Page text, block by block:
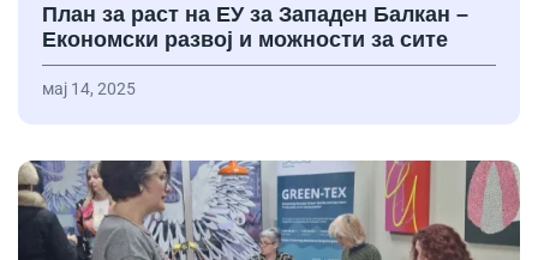
План за раст на ЕУ за Западен Балкан –
Економски развој и можности за сите
мај 14, 2025